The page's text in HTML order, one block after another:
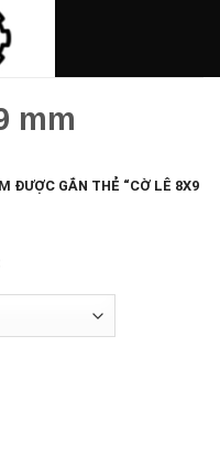
mm
ĐƯỢC GẮN THẺ “CỜ LÊ 8X9